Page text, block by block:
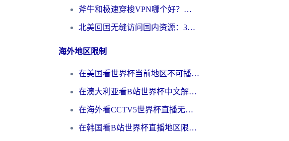
斧牛和极速穿梭VPN哪个好？海外党选回国加速器必看的真实对比与避坑指南
北美回国无缝访问国内资源：3年海外党亲测的加速器选择指南
海外地区限制
在美国看世界杯当前地区不可播放？海外党体育观赛终极指南来了！
在澳大利亚看B站世界杯中文解说仅限中国大陆？这篇指南帮你打破限制看遍赛事
在海外看CCTV5世界杯直播无法播放？这篇指南让你和国内球迷同步呐喊
在韩国看B站世界杯直播地区限制？这篇指南让你告别“当前地区不可播放”